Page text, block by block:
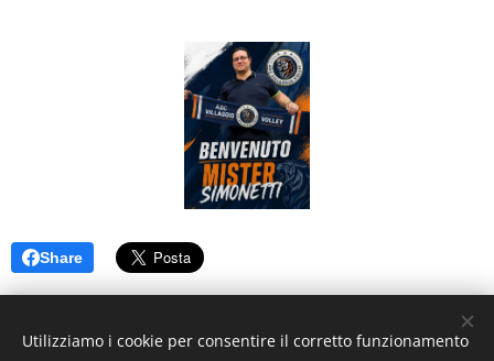
Share
Utilizziamo i cookie per consentire il corretto funzionamento